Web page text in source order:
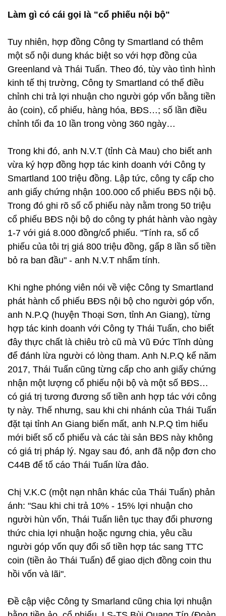
Làm gì có cái gọi là "cổ phiếu nội bộ"
Tuy nhiên, hợp đồng Công ty Smartland có thêm
một số nội dung khác biệt so với hợp đồng của
Greenland và Thái Tuấn. Theo đó, tùy vào tình hình
kinh tế thị trường, Công ty Smartland có thể điều
chỉnh chi trả lợi nhuận cho người góp vốn bằng tiền
ảo (coin), cổ phiếu, hàng hóa, BĐS…; số lần điều
chỉnh tối đa 10 lần trong vòng 360 ngày…
Trong khi đó, anh N.V.T (tỉnh Cà Mau) cho biết anh
vừa ký hợp đồng hợp tác kinh doanh với Công ty
Smartland 100 triệu đồng. Lập tức, công ty cấp cho
anh giấy chứng nhận 100.000 cổ phiếu BĐS nội bộ.
Trong đó ghi rõ số cổ phiếu này nằm trong 50 triệu
cổ phiếu BĐS nội bộ do công ty phát hành vào ngày
1-7 với giá 8.000 đồng/cổ phiếu. "Tính ra, số cổ
phiếu của tôi trị giá 800 triệu đồng, gấp 8 lần số tiền
bỏ ra ban đầu" - anh N.V.T nhẩm tính.
Khi nghe phóng viên nói về việc Công ty Smartland
phát hành cổ phiếu BĐS nội bộ cho người góp vốn,
anh N.P.Q (huyện Thoại Sơn, tỉnh An Giang), từng
hợp tác kinh doanh với Công ty Thái Tuấn, cho biết
đây thực chất là chiêu trò cũ mà Vũ Đức Tĩnh dùng
để đánh lừa người có lòng tham. Anh N.P.Q kể năm
2017, Thái Tuấn cũng từng cấp cho anh giấy chứng
nhận một lượng cổ phiếu nội bộ và một số BĐS…
có giá trị tương đương số tiền anh hợp tác với công
ty này. Thế nhưng, sau khi chi nhánh của Thái Tuấn
đặt tại tỉnh An Giang biến mất, anh N.P.Q tìm hiểu
mới biết số cổ phiếu và các tài sản BĐS này không
có giá trị pháp lý. Ngay sau đó, anh đã nộp đơn cho
C44B để tố cáo Thái Tuấn lừa đảo.
Chị V.K.C (một nạn nhân khác của Thái Tuấn) phản
ánh: "Sau khi chi trả 10% - 15% lợi nhuận cho
người hùn vốn, Thái Tuấn liên tục thay đổi phương
thức chia lợi nhuận hoặc ngưng chia, yêu cầu
người góp vốn quy đổi số tiền hợp tác sang TTC
coin (tiền ảo Thái Tuấn) để giao dịch đồng coin thu
hồi vốn và lãi".
Đề cập việc Công ty Smarland cũng chia lợi nhuận